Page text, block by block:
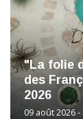
"La folie
des
2026
09 août 2026 -